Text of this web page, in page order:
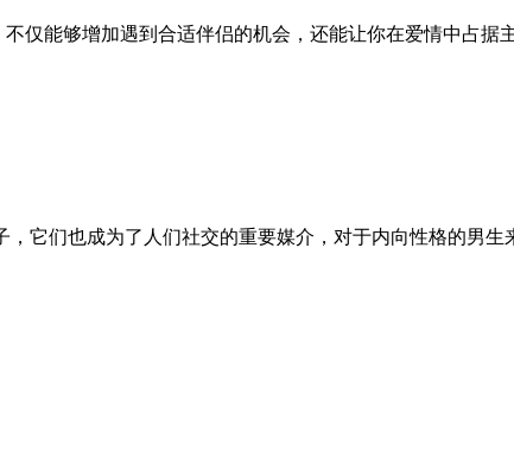
仅能够增加遇到合适伴侣的机会，还能让你在爱情中占据
它们也成为了人们社交的重要媒介，对于内向性格的男生